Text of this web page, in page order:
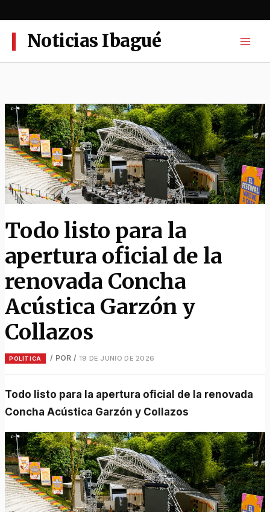
al
contenidoNoticias Ibagué
Todo listo para la
apertura oficial de la
renovada Concha
Acústica Garzón y
Collazos
POLÍTICA / POR / 19 DE JUNIO DE 2026
Todo listo para la apertura oficial de la renovada
Concha Acústica Garzón y Collazos